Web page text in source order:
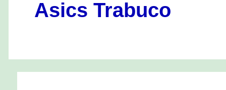
Asics Trabuco